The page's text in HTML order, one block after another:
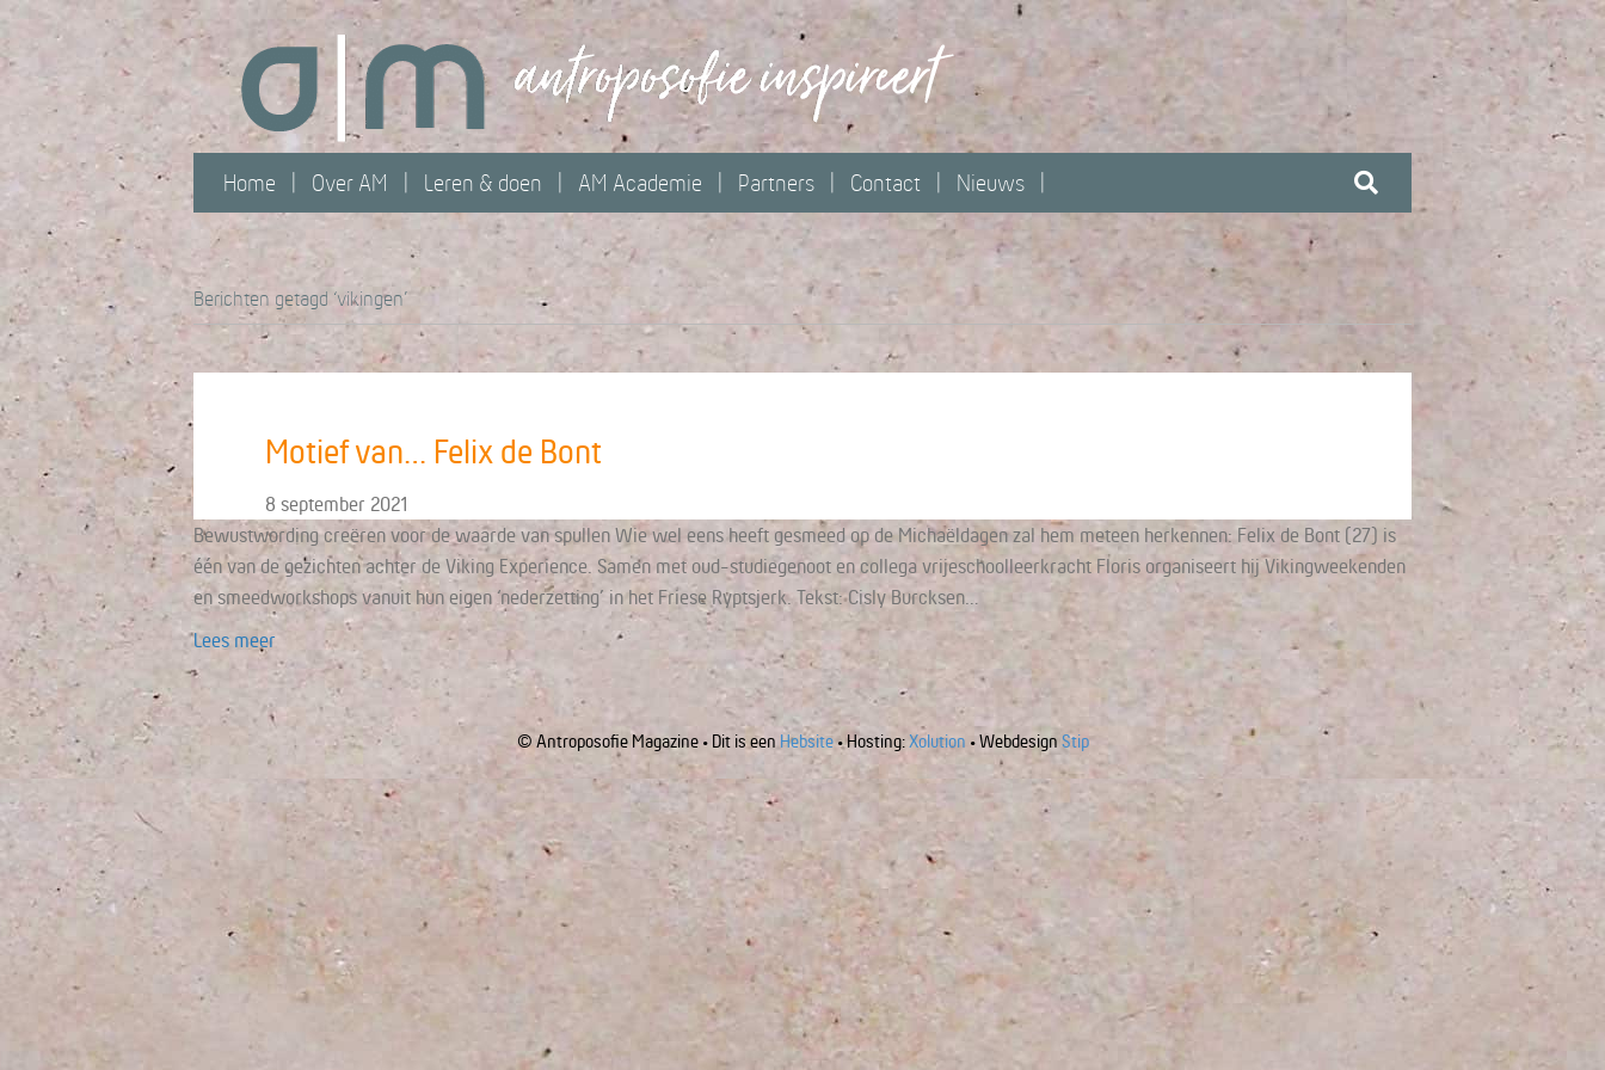
Home Over AM Leren & doen AM Academie Partners Contact Nieuws
Berichten getagd ‘vikingen’
Motief van… Felix de Bont
8 september 2021
Bewustwording creëren voor de waarde van spullen Wie wel eens heeft gesmeed op de Michaëldagen zal hem meteen herkennen: Felix de Bont (27) is
één van de gezichten achter de Viking Experience. Samen met oud-studiegenoot en collega vrijeschoolleerkracht Floris organiseert hij Vikingweekenden
en smeedworkshops vanuit hun eigen ‘nederzetting’ in het Friese Ryptsjerk. Tekst: Cisly Burcksen…
Lees meer
© Antroposofie Magazine • Dit is een Hebsite• Hosting:Xolution • Webdesign Stip